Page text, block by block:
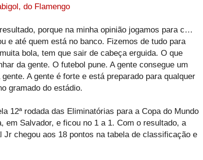
do Flamengo
porque na minha opinião jogamos para c…
e até quem está no banco. Fizemos de tudo para
bola, tem que sair de cabeça erguida. O que
da gente. O futebol pune. A gente consegue um
A gente é forte e está preparado para qualquer
gramado do estádio.
12ª rodada das Eliminatórias para a Copa do Mundo
em Salvador, e ficou no 1 a 1. Com o resultado, a
Jr chegou aos 18 pontos na tabela de classificação e